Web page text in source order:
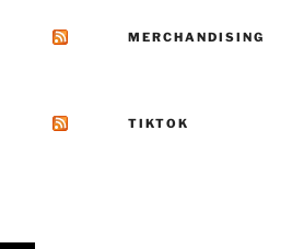
MERCHANDISING
TIKTOK